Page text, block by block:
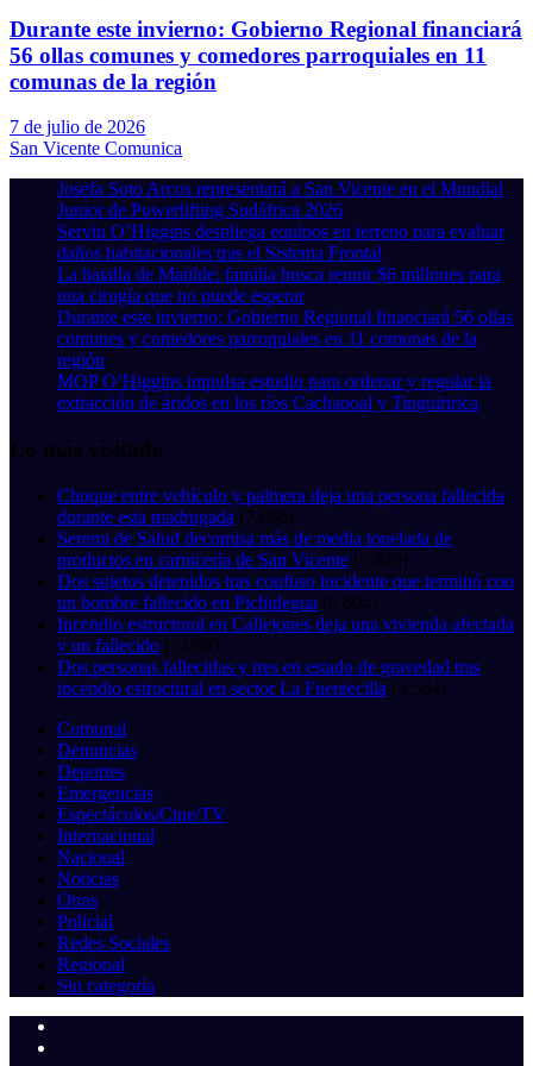
Durante este invierno: Gobierno Regional financiará
56 ollas comunes y comedores parroquiales en 11
comunas de la región
7 de julio de 2026
San Vicente Comunica
Josefa Soto Arcos representará a San Vicente en el Mundial
Junior de Powerlifting Sudáfrica 2026
Serviu O’Higgins despliega equipos en terreno para evaluar
daños habitacionales tras el Sistema Frontal
La batalla de Matilde: familia busca reunir $6 millones para
una cirugía que no puede esperar
Durante este invierno: Gobierno Regional financiará 56 ollas
comunes y comedores parroquiales en 11 comunas de la
región
MOP O’Higgins impulsa estudio para ordenar y regular la
extracción de áridos en los ríos Cachapoal y Tinguiririca
Lo más visitado
Choque entre vehículo y palmera deja una persona fallecida
durante esta madrugada (7.696)
Seremi de Salud decomisa más de media tonelada de
productos en carnicería de San Vicente (5.849)
Dos sujetos detenidos tras confuso incidente que terminó con
un hombre fallecido en Pichidegua (5.604)
Incendio estructural en Callejones deja una vivienda afectada
y un fallecido (5.098)
Dos personas fallecidas y tres en estado de gravedad tras
incendio estructural en sector La Fuentecilla (4.564)
Comunal
Denuncias
Deportes
Emergencias
Espectáculos/Cine/TV
Internacional
Nacional
Noticias
Otras
Policial
Redes Sociales
Regional
Sin categoría